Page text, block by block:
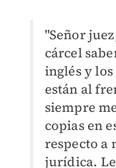
"Señor
cárcel
inglés y
están al
siempre
copias en
respecto a
jurídica.